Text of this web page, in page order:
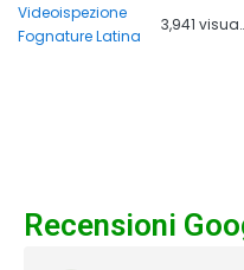
Videoispezione
Fognature Latina
3,941
Recensioni